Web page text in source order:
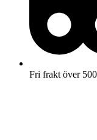
Fri frakt över